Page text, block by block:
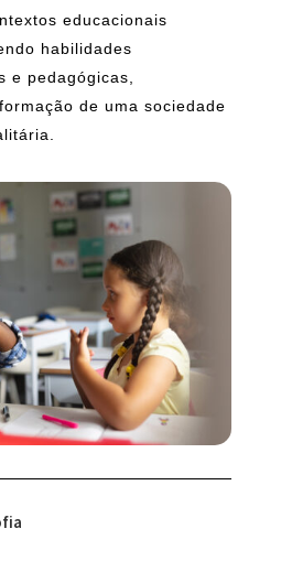
educacionais
habilidades
e pedagógicas,
de uma sociedade